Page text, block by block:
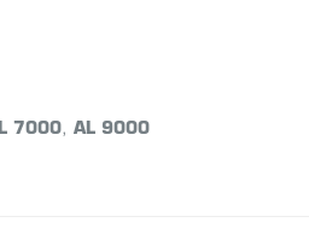
7000, AL 9000